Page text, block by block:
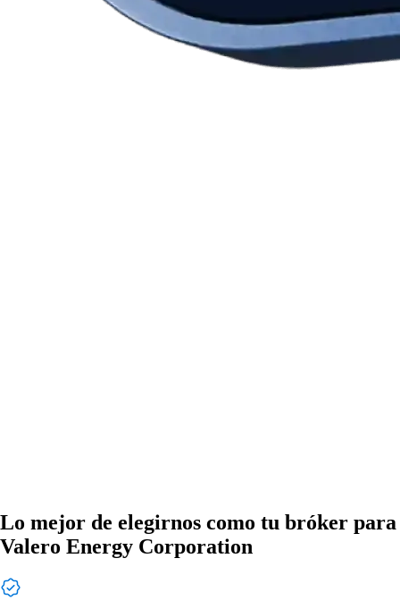
Lo mejor de elegirnos como tu bróker para
Valero Energy Corporation